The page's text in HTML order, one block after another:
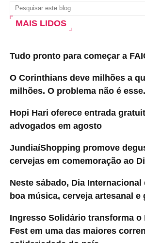
MAIS LIDOS
Tudo pronto para começar a
O Corinthians deve milhões a
milhões. O problema não é esse.
Hopi Hari oferece entrada
advogados em agosto
JundiaíShopping promove
cervejas em comemoração ao
Neste sábado, Dia
boa música, cerveja artesanal e
Ingresso Solidário transforma o
Fest em uma das maiores